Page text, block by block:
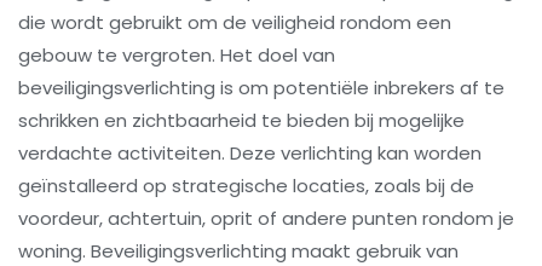
die wordt gebruikt om de veiligheid rondom een
gebouw te vergroten. Het doel van
beveiligingsverlichting is om potentiële inbrekers af te
schrikken en zichtbaarheid te bieden bij mogelijke
verdachte activiteiten. Deze verlichting kan worden
geïnstalleerd op strategische locaties, zoals bij de
voordeur, achtertuin, oprit of andere punten rondom je
woning. Beveiligingsverlichting maakt gebruik van